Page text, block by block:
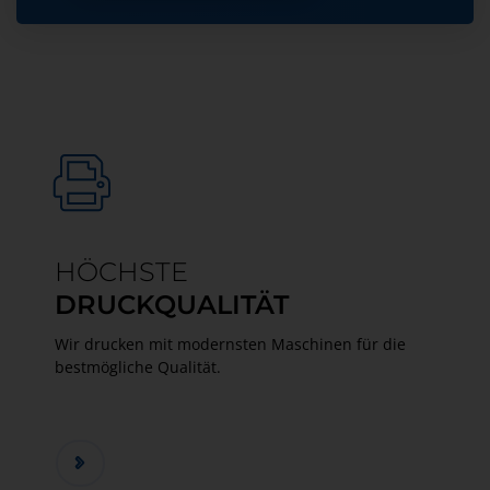
HÖCHSTE
DRUCKQUALITÄT
Wir drucken mit modernsten Maschinen für die
bestmögliche Qualität.